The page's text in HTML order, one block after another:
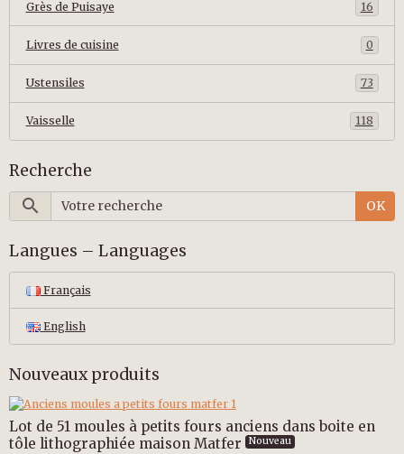
Grès de Puisaye 16
Livres de cuisine 0
Ustensiles 73
Vaisselle 118
Recherche
OK
Langues – Languages
Français
English
Nouveaux produits
Lot de 51 moules à petits fours anciens dans boite en
tôle lithographiée maison Matfer
Nouveau